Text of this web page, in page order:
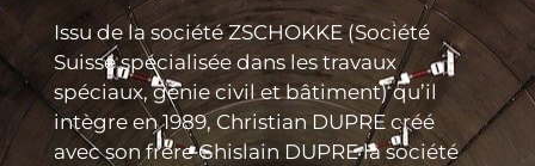
Issu de la société ZSCHOKKE (Société
Suisse spécialisée dans les travaux
spéciaux, génie civil et bâtiment) qu’il
intègre en 1989, Christian DUPRE créé
avec son frère Ghislain DUPRE la société